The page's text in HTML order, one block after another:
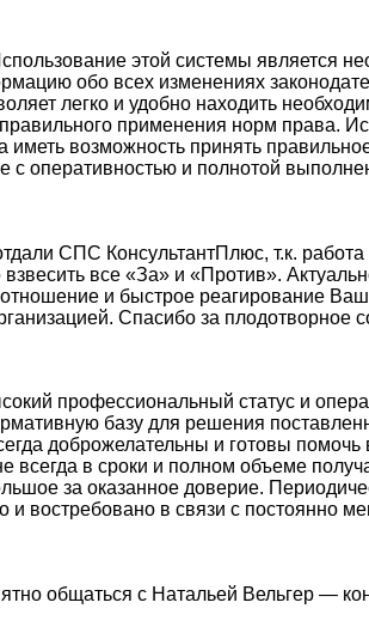
этой системы является
обо всех изменениях
легко и удобно находить
применения норм права.
иметь возможность принять
оперативностью и полнотой
СПС КонсультантПлюс, т.к.
все «За» и «Против».
и быстрое реагирование
Спасибо за плодотворное
профессиональный статус и
базу для решения
доброжелательны и готовы
в сроки и полном объеме
за оказанное доверие.
востребовано в связи с постоянно
общаться с Натальей Вельгер —